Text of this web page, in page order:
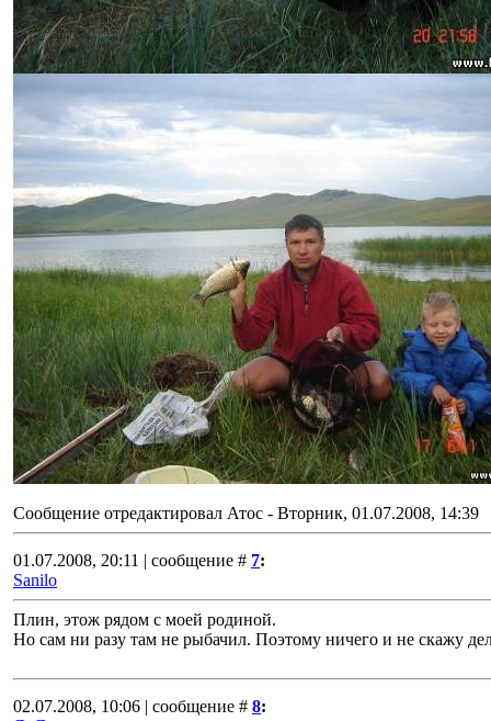
Сообщение отредактировал Атос - Вторник, 01.07.2008, 14:39
01.07.2008, 20:11 | сообщение # 7:
Sanilo
Плин, этож рядом с моей родиной.
Но сам ни разу там не рыбачил. Поэтому ничего и не скажу
02.07.2008, 10:06 | сообщение # 8: